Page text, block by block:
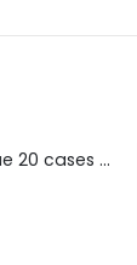
Bibliothèque 20 cases bicolore